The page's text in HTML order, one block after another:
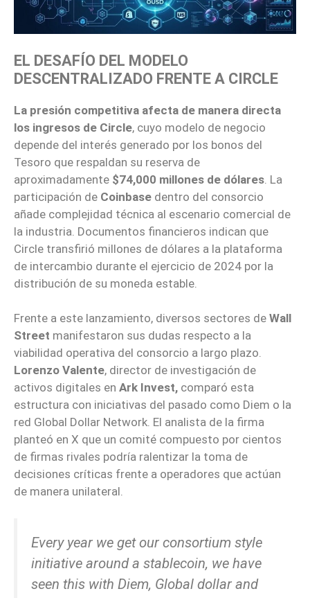
EL DESAFÍO DEL MODELO
DESCENTRALIZADO FRENTE A CIRCLE
La presión competitiva afecta de manera directa
los ingresos de Circle, cuyo modelo de negocio
depende del interés generado por los bonos del
Tesoro que respaldan su reserva de
aproximadamente $74,000 millones de dólares . La
participación de Coinbase dentro del consorcio
añade complejidad técnica al escenario comercial de
la industria. Documentos financieros indican que
Circle transfirió millones de dólares a la plataforma
de intercambio durante el ejercicio de 2024 por la
distribución de su moneda estable.
Frente a este lanzamiento, diversos sectores de Wall
Street manifestaron sus dudas respecto a la
viabilidad operativa del consorcio a largo plazo.
Lorenzo Valente, director de investigación de
activos digitales en Ark Invest, comparó esta
estructura con iniciativas del pasado como Diem o la
red Global Dollar Network. El analista de la firma
planteó en X que un comité compuesto por cientos
de firmas rivales podría ralentizar la toma de
decisiones críticas frente a operadores que actúan
de manera unilateral.
Every year we get our consortium style
initiative around a stablecoin, we have
seen this with Diem, Global dollar and